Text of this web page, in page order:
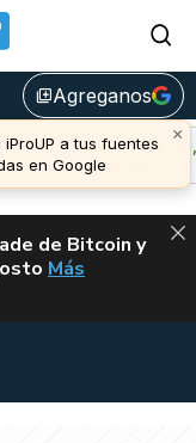
library_addAgreganos
×
iProUP a tus fuentes
en Google
Avalanche (0,31%)
u$s 6,43
de Bitcoin y
VUELVE EL
Más